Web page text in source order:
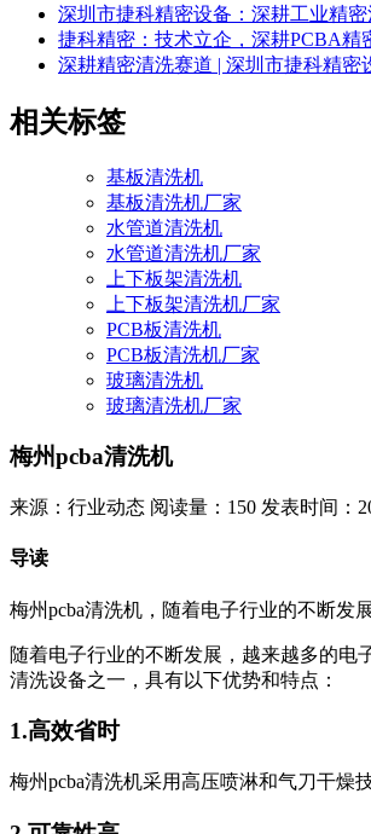
深圳市捷科精密设备：深耕工业精
捷科精密：技术立企，深耕PCBA精
深耕精密清洗赛道 | 深圳市捷科精
相关标签
基板清洗机
基板清洗机厂家
水管道清洗机
水管道清洗机厂家
上下板架清洗机
上下板架清洗机厂家
PCB板清洗机
PCB板清洗机厂家
玻璃清洗机
玻璃清洗机厂家
梅州pcba清洗机
来源：行业动态 阅读量：150 发表时间：
导读
梅州pcba清洗机，随着电子行业的不断发
随着电子行业的不断发展，越来越多的电
清洗设备之一，具有以下优势和特点：
1.高效省时
梅州pcba清洗机采用高压喷淋和气刀干燥